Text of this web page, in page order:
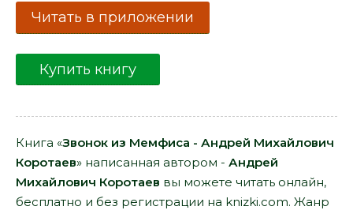
Читать в приложении
Купить книгу
Книга «Звонок из Мемфиса - Андрей Михайлович
Коротаев» написанная автором - Андрей
Михайлович Коротаев вы можете читать онлайн,
бесплатно и без регистрации на knizki.com. Жанр